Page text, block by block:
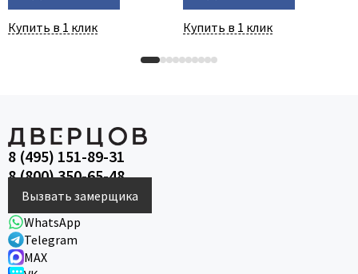
Купить в 1 клик Купить в 1 клик
8 (495) 151-89-31
8 (800) 350-65-48
Вызвать замерщика
WhatsApp
Telegram
MAX